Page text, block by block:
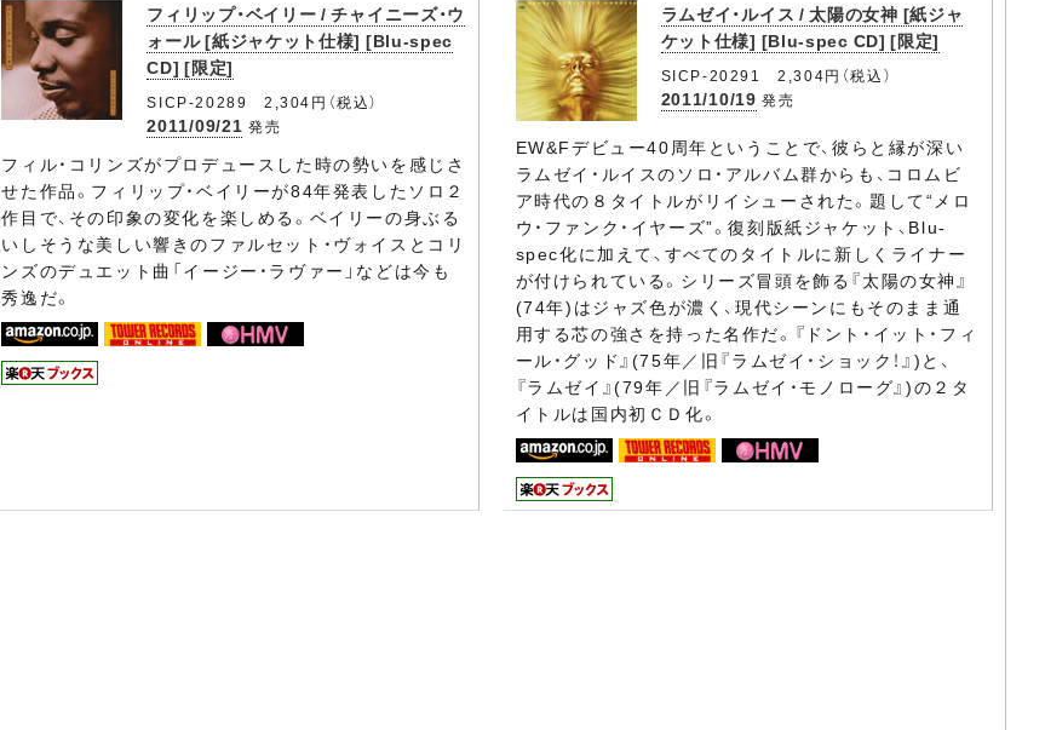
フィリップ・ベイリー / チャイニーズ・ウ
ォール [紙ジャケット仕様] [Blu-spec
CD] [限定]
SICP-20289 2,304円（税込）
2011/09/21 発売
フィル・コリンズがプロデュースした時の勢いを感じさ
せた作品。フィリップ・ベイリーが84年発表したソロ２
作目で、その印象の変化を楽しめる。ベイリーの身ぶる
いしそうな美しい響きのファルセット・ヴォイスとコリ
ンズのデュエット曲「イージー・ラヴァー」などは今も
秀逸だ。
ラムゼイ・ルイス / 太陽の女神 [紙ジャ
ケット仕様] [Blu-spec CD] [限定]
SICP-20291 2,304円（税込）
2011/10/19 発売
EW&Fデビュー40周年ということで、彼らと縁が深い
ラムゼイ・ルイスのソロ・アルバム群からも、コロムビ
ア時代の８タイトルがリイシューされた。題して“メロ
ウ・ファンク・イヤーズ”。復刻版紙ジャケット、Blu-
spec化に加えて、すべてのタイトルに新しくライナー
が付けられている。シリーズ冒頭を飾る『太陽の女神』
(74年)はジャズ色が濃く、現代シーンにもそのまま通
用する芯の強さを持った名作だ。『ドント・イット・フィ
ール・グッド』(75年／旧『ラムゼイ・ショック！』)と、
『ラムゼイ』(79年／旧『ラムゼイ・モノローグ』)の２タ
イトルは国内初ＣＤ化。